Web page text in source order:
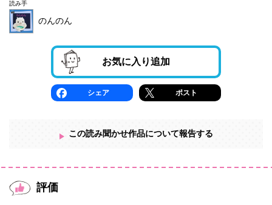
読み手
のんのん
お気に入り追加
シェア ポスト
この読み聞かせ作品について報告する
評価